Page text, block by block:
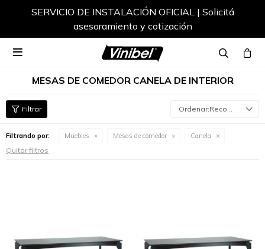
SERVICIO DE INSTALACIÓN OFICIAL | Solicitá
asesoramiento y cotización

MESAS DE COMEDOR CANELA DE INTERIOR
Recomendados
Filtrando por: Muebles Mesas de comedor Canela
Quitar filtros